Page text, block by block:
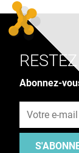
Abonnez-